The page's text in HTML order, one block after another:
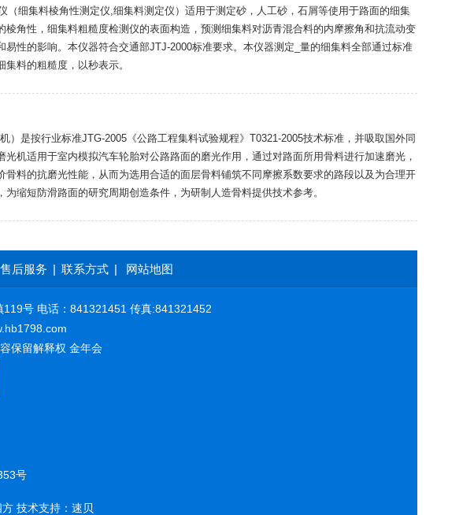
（细集料棱角性测定仪,细集料测定仪）适用于测定砂，人工砂，石屑等使用于路面的细集
棱角性，细集料粗糙度检测仪的表面构造，预测细集料对沥青混合料的内摩擦角和抗流动变
易性的影响。本仪器符合交通部JTJ-2000标准要求。本仪器测定_量的细集料全部通过标准
料的粗糙度，以秒表示。
）是按行业标准JTG-2005《公路工程集料试验规程》T0321-2005技术标准，并吸取国外同
光机适用于室内模拟汽车轮胎对公路路面的磨光作用，通过对路面所用骨料进行加速磨光，
骨料的抗磨光性能，从而为选用合适的面层骨料铺筑不同摩擦系数要求的路段以及为合理开
缩短防滑路面的研究周期创造条件，为研制人造骨料提供技术参考。
售后服务 | 联系方式 | 网站地图
号 电话：841321451 传真:841321452
保留解释权 金年会
号
技术支持：速贝